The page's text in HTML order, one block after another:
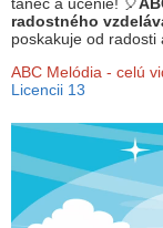
radostného
poskakuje od radosti
ABC Melódia - celú
Licencii 13